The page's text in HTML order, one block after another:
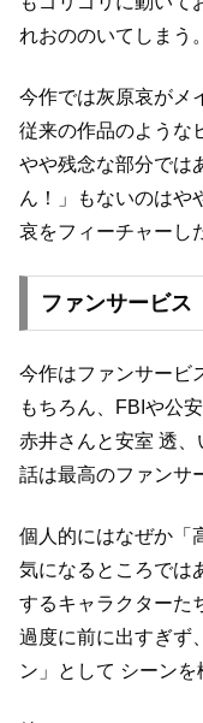
れおののいてしまう。
今作では灰原哀がメ
従来の作品のような
やや残念な部分では
ん！」もないのはや
哀をフィーチャーし
ファンサービス
今作はファンサービ
もちろん、FBIや公
赤井さんと安室 透、
話は最高のファンサ
個人的にはなぜか「
気になるところでは
するキャラクターた
過度に前に出すぎず
ン」として シーンを